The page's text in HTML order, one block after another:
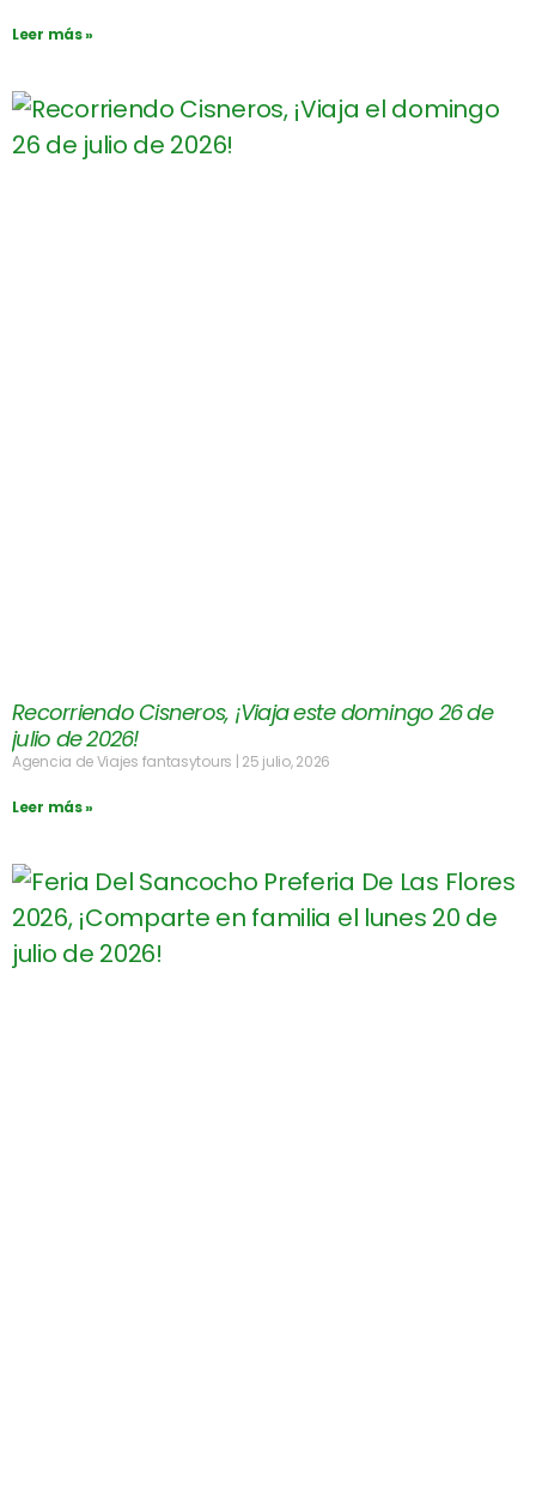
Leer más »
Recorriendo Cisneros, ¡Viaja este domingo 26 de
julio de 2026!
Agencia de Viajes fantasytours 25 julio, 2026
Leer más »